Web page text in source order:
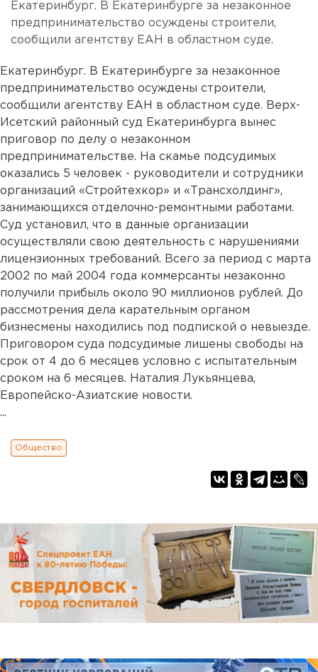
Екатеринбург. В Екатеринбурге за незаконное
предпринимательство осуждены строители,
сообщили агентству ЕАН в областном суде.
Екатеринбург. В Екатеринбурге за незаконное
предпринимательство осуждены строители,
сообщили агентству ЕАН в областном суде. Верх-
Исетский районный суд Екатеринбурга вынес
приговор по делу о незаконном
предпринимательстве. На скамье подсудимых
оказались 5 человек - руководители и сотрудники
организаций «Стройтехкор» и «Трансхолдинг»,
занимающихся отделочно-ремонтными работами.
Суд установил, что в данные организации
осуществляли свою деятельность с нарушениями
лицензионных требований. Всего за период с марта
2002 по май 2004 года коммерсанты незаконно
получили прибыль около 90 миллионов рублей. До
рассмотрения дела карательным органом
бизнесмены находились под подпиской о невыезде.
Приговором суда подсудимые лишены свободы на
срок от 4 до 6 месяцев условно с испытательным
сроком на 6 месяцев. Наталия Лукьянцева,
Европейско-Азиатские новости.
...
Общество